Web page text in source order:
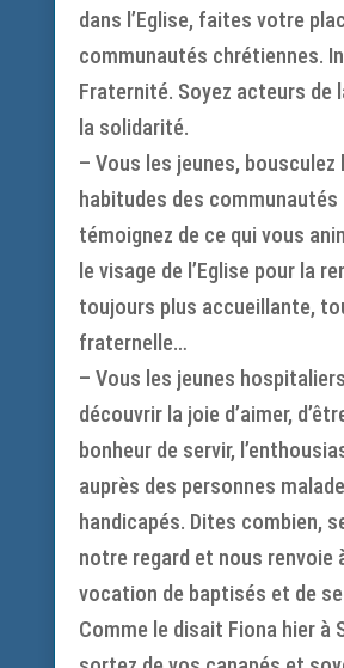
dans l’Eglise, faites votre
communautés chrétiennes.
Fraternité. Soyez acteurs de
la solidarité.
– Vous les jeunes, bousculez
habitudes des
témoignez de ce qui vous
le visage de l’Eglise pour la
toujours plus accueillante,
fraternelle…
– Vous les jeunes
découvrir la joie d’aimer,
bonheur de servir,
auprès des personnes
handicapés. Dites combien,
notre regard et nous renvoie
vocation de baptisés et de
Comme le disait Fiona hier à